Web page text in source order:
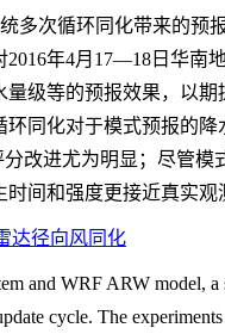
多次循环同化带来的预
年4月17—18日华南
级等的预报效果，以
同化对于模式预报的
改进尤为明显；尽管
间和强度更接近真实观
达径向风同化
and WRF ARW model,
cycle. The